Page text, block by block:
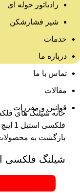
رادیاتور حوله ای
شیر فشارشکن
خدمات
درباره ما
تماس با ما
مقالات
قوانین و مقررات
خانهشیلنگ های
فلکسی استیل 1 اینچ طول 60 سانتی
بازگشت به
شیلنگ فلکسی استیل 1 اینچ